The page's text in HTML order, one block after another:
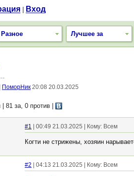
Вход
Разное Лучшее за
ПоморНик 20:08 20.03.2025
81 за, 0 против
#1 | 00:49 21.03.2025 | Кому: Всем
Когти не стрижены, хозяин
#2 | 04:13 21.03.2025 | Кому: Всем